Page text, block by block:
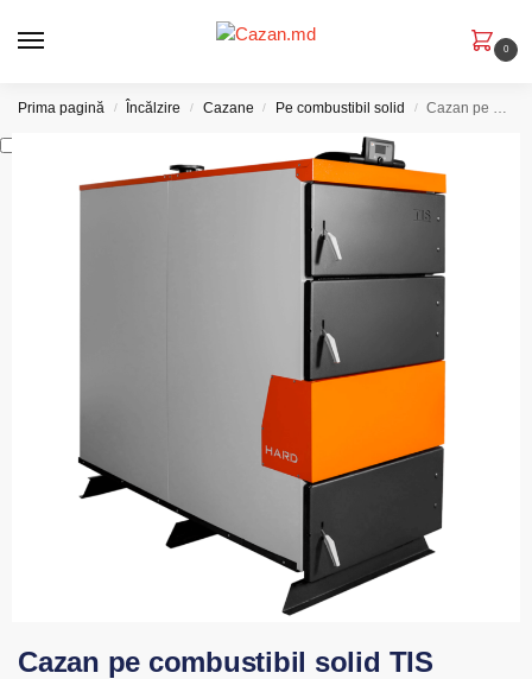
0
Prima pagină / Încălzire / Cazane / Pe combustibil solid / Cazan pe combustibil solid TIS HARD PLUS 300KW
Cazan pe combustibil solid TIS